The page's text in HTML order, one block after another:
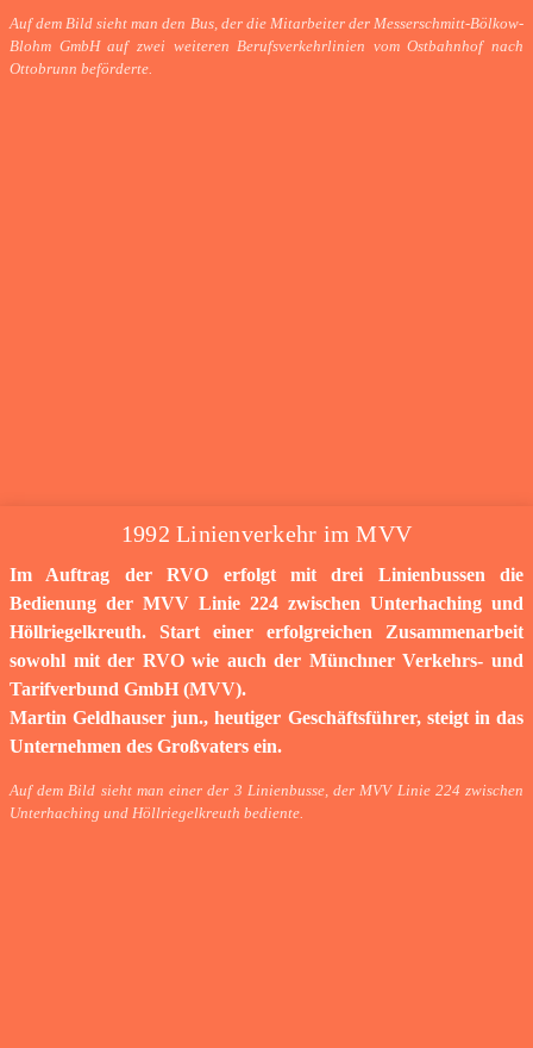
Auf dem Bild sieht man den Bus, der die Mitarbeiter der Messerschmitt-Bölkow-
Blohm GmbH auf zwei weiteren Berufsverkehrlinien vom Ostbahnhof nach
Ottobrunn beförderte.
1992 Linienverkehr im MVV
Im Auftrag der RVO erfolgt mit drei Linienbussen die
Bedienung der MVV Linie 224 zwischen Unterhaching und
Höllriegelkreuth. Start einer erfolgreichen Zusammenarbeit
sowohl mit der RVO wie auch der Münchner Verkehrs- und
Tarifverbund GmbH (MVV).
Martin Geldhauser jun., heutiger Geschäftsführer, steigt in das
Unternehmen des Großvaters ein.
Auf dem Bild sieht man einer der 3 Linienbusse, der MVV Linie 224 zwischen
Unterhaching und Höllriegelkreuth bediente.